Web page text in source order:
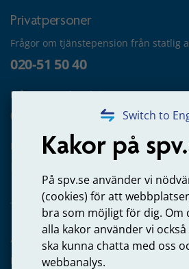
Switch to
Kakor på
På spv.se använder vi
(cookies) för att
bra som möjligt för dig. Om
alla kakor använder vi
ska kunna chatta med oss
webbanalys.
Privatpersoner
Frågor om tjänstepension från statlig
020-51 50 40
Frågor om utbetalning
020-65 00 65
Kontakta oss
Arbetsgivare
Frågor om administration av